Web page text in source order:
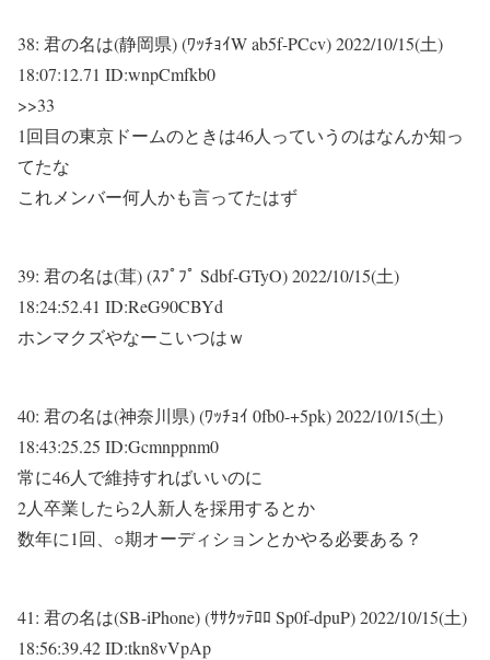
38: 君の名は(静岡県) (ﾜｯﾁｮｲW ab5f-PCcv)2022/10/15(土)
18:07:12.71 ID:wnpCmfkb0
>>33
1回目の東京ドームのときは46人っていうのはなんか知っ
てたな
これメンバー何人かも言ってたはず
39: 君の名は(茸) (ｽﾌﾟﾌﾟ Sdbf-GTyO)2022/10/15(土)
18:24:52.41 ID:ReG90CBYd
ホンマクズやなーこいつはｗ
40: 君の名は(神奈川県) (ﾜｯﾁｮｲ 0fb0-+5pk)2022/10/15(土)
18:43:25.25 ID:Gcmnppnm0
常に46人で維持すればいいのに
2人卒業したら2人新人を採用するとか
数年に1回、○期オーディションとかやる必要ある？
41: 君の名は(SB-iPhone) (ｻｻｸｯﾃﾛﾛ Sp0f-dpuP)2022/10/15(土)
18:56:39.42 ID:tkn8vVpAp